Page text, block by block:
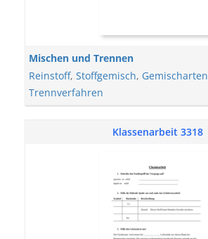
Mischen und Trennen
Reinstoff, Stoffgemisch, Gemischarten
Trennverfahren
Klassenarbeit 3318